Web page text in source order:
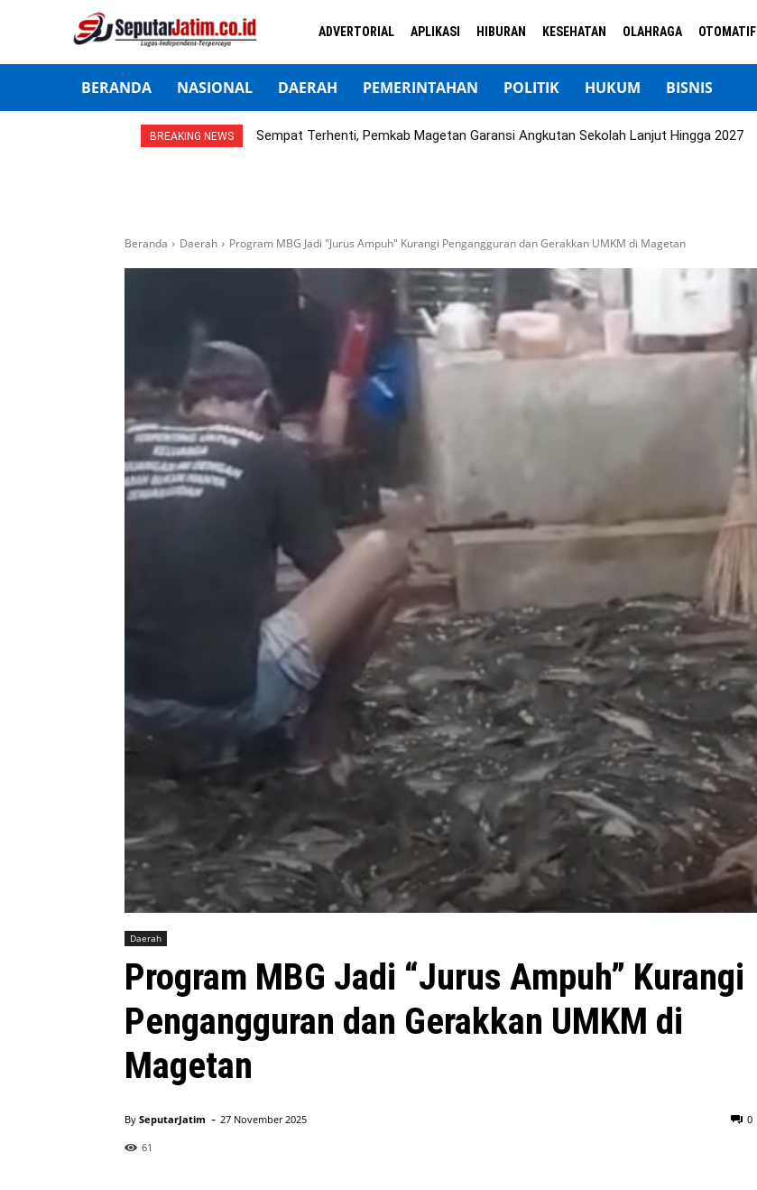
ADVERTORIAL APLIKASI HIBURAN KESEHATAN OLAHRAGA OTOMATIF
BERANDA NASIONAL DAERAH PEMERINTAHAN POLITIK HUKUM BISNIS
BREAKING NEWS Sempat Terhenti, Pemkab Magetan Garansi Angkutan Sekolah Lanjut Hingga 2027
Beranda Daerah Program MBG Jadi "Jurus Ampuh" Kurangi Pengangguran dan Gerakkan UMKM di Magetan
Daerah
Program MBG Jadi “Jurus Ampuh” Kurangi
Pengangguran dan Gerakkan UMKM di
Magetan
By SeputarJatim - 0
27 November 2025
61